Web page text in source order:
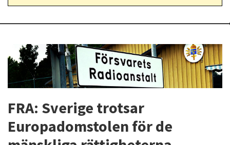
FRA: Sverige trotsar
Europadomstolen för de